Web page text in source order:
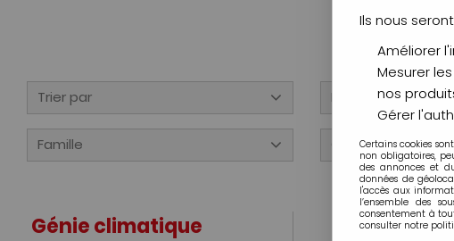
Trier par Disponibilité
Famille Categorie produit
Génie climatique
Ils nous
Améliorer
Mesurer
nos
Gérer
Certains cookies
non obligatoires,
des annonces et
données de
l'accès aux
l’ensemble des
consentement à
consulter notre